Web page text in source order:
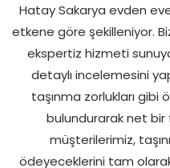
Hatay Sakarya evden
etkene göre şekilleniyor.
ekspertiz hizmeti
detaylı incelemesini
taşınma zorlukları gibi
bulundurarak net bir
müşterilerimiz,
ödeyeceklerini tam